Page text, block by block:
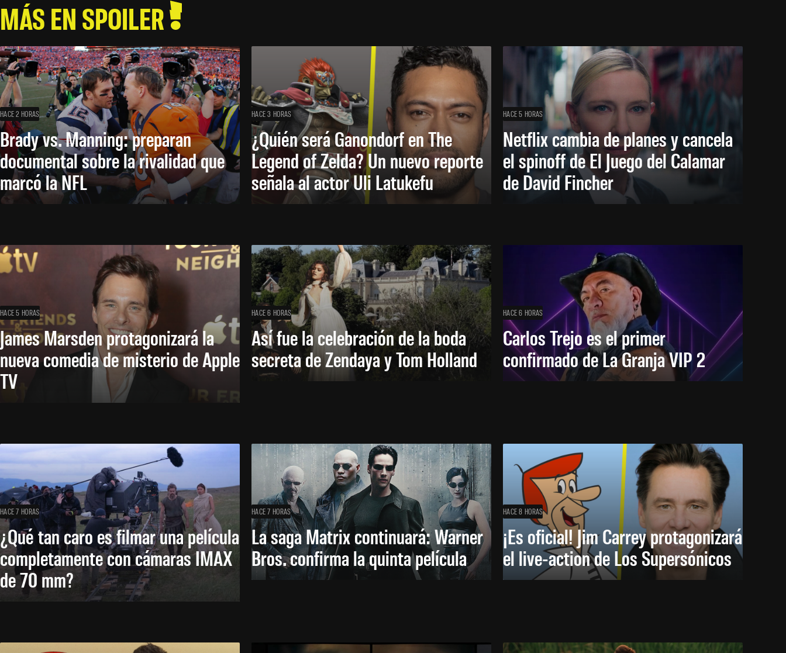
MÁS EN SPOILER
HACE 2 HORAS
Brady vs. Manning: preparan
documental sobre la rivalidad que
marcó la NFL
HACE 3 HORAS
¿Quién será Ganondorf en The
Legend of Zelda? Un nuevo reporte
señala al actor Uli Latukefu
HACE 5 HORAS
Netflix cambia de planes y cancela
el spinoff de El Juego del Calamar
de David Fincher
HACE 5 HORAS
James Marsden protagonizará la
nueva comedia de misterio de Apple
TV
HACE 6 HORAS
Así fue la celebración de la boda
secreta de Zendaya y Tom Holland
HACE 6 HORAS
Carlos Trejo es el primer
confirmado de La Granja VIP 2
HACE 7 HORAS
¿Qué tan caro es filmar una película
completamente con cámaras IMAX
de 70 mm?
HACE 7 HORAS
La saga Matrix continuará: Warner
Bros. confirma la quinta película
HACE 8 HORAS
¡Es oficial! Jim Carrey protagonizará
el live-action de Los Supersónicos